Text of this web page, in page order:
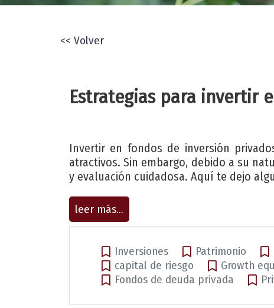
<< Volver
Estrategias para invertir
Invertir en fondos de inversión
atractivos. Sin embargo, debido a su
y evaluación cuidadosa. Aquí te dejo
leer más...
Inversiones Patrimonio
capital de riesgo
Growth
Fondos de deuda privada